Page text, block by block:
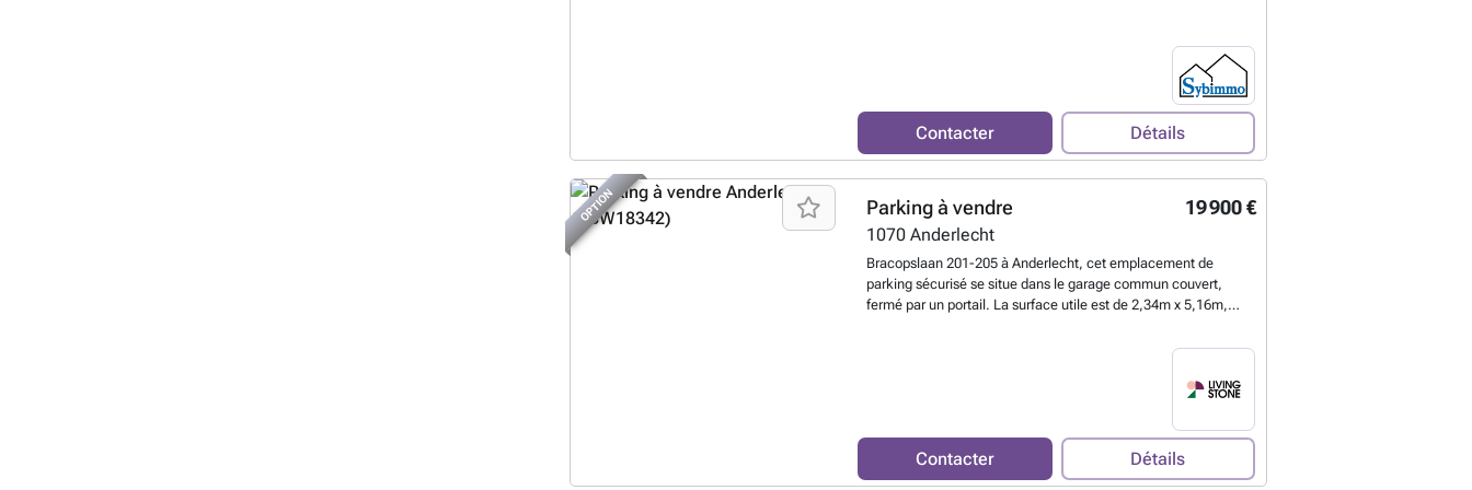
particuliers souhaitant sécuriser un emplacement pour leur
véhicule à Anderlecht. N’hésitez pas à nous contacter pour
obtenir davantage d’informations ou organiser une visite afin de
découvrir ce garage sans délai.
En savoir plus ?
Contacter Détails
OPTION 19 900 €
Parking à vendre
1070 Anderlecht
Bracopslaan 201-205 à Anderlecht, cet emplacement de
parking sécurisé se situe dans le garage commun couvert,
fermé par un portail. La surface utile est de 2,34m x 5,16m,
avec un espace de rangement supplémentaire. La situation est
à proximité du R0. L'emplacement est actuellement loué à 104
intéressante comme petit investissement À noter que
l'emplacement n'est pas entièrement séparé de la place
voisine. Les visites sont organisées sur rendez-vous.
Contacter Détails